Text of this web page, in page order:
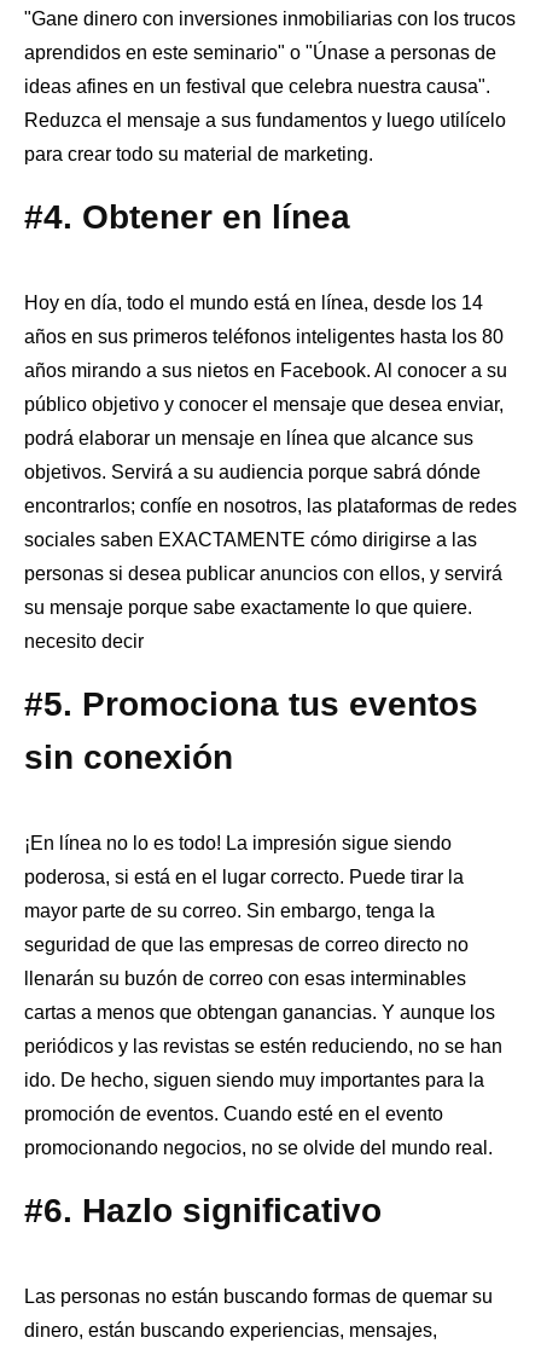
"Gane dinero con inversiones inmobiliarias con los trucos
aprendidos en este seminario" o "Únase a personas de
ideas afines en un festival que celebra nuestra causa".
Reduzca el mensaje a sus fundamentos y luego utilícelo
para crear todo su material de marketing.
#4. Obtener en línea
Hoy en día, todo el mundo está en línea, desde los 14
años en sus primeros teléfonos inteligentes hasta los 80
años mirando a sus nietos en Facebook. Al conocer a su
público objetivo y conocer el mensaje que desea enviar,
podrá elaborar un mensaje en línea que alcance sus
objetivos. Servirá a su audiencia porque sabrá dónde
encontrarlos; confíe en nosotros, las plataformas de redes
sociales saben EXACTAMENTE cómo dirigirse a las
personas si desea publicar anuncios con ellos, y servirá
su mensaje porque sabe exactamente lo que quiere.
necesito decir
#5. Promociona tus eventos
sin conexión
¡En línea no lo es todo! La impresión sigue siendo
poderosa, si está en el lugar correcto. Puede tirar la
mayor parte de su correo. Sin embargo, tenga la
seguridad de que las empresas de correo directo no
llenarán su buzón de correo con esas interminables
cartas a menos que obtengan ganancias. Y aunque los
periódicos y las revistas se estén reduciendo, no se han
ido. De hecho, siguen siendo muy importantes para la
promoción de eventos. Cuando esté en el evento
promocionando negocios, no se olvide del mundo real.
#6. Hazlo significativo
Las personas no están buscando formas de quemar su
dinero, están buscando experiencias, mensajes,